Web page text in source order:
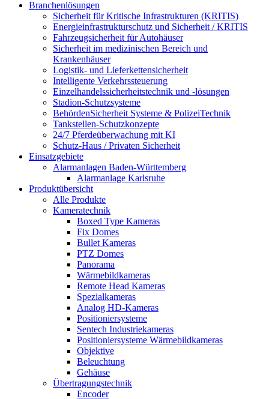
Branchenlösungen
Sicherheit für Kritische Infrastrukturen (KRITIS)
Energieinfrastrukturschutz und Sicherheit / KRITIS
Fahrzeugsicherheit für Autohäuser
Sicherheit im medizinischen Bereich und
Krankenhäuser
Logistik- und Lieferkettensicherheit
Intelligente Verkehrssteuerung
Einzelhandelssicherheitstechnik und -lösungen
Stadion-Schutzsysteme
BehördenSicherheit Systeme & PolizeiTechnik
Tankstellen-Schutzkonzepte​
24/7 Pferdeüberwachung mit KI
Schutz-Haus / Privaten Sicherheit
Einsatzgebiete
Alarmanlagen Baden-Württemberg
Alarmanlage Karlsruhe
Produktübersicht
Alle Produkte
Kameratechnik
Boxed Type Kameras
Fix Domes
Bullet Kameras
PTZ Domes
Panorama
Wärmebildkameras
Remote Head Kameras
Spezialkameras
Analog HD-Kameras
Positioniersysteme
Sentech Industriekameras
Positioniersysteme Wärmebildkameras
Objektive
Beleuchtung
Gehäuse
Übertragungstechnik
Encoder